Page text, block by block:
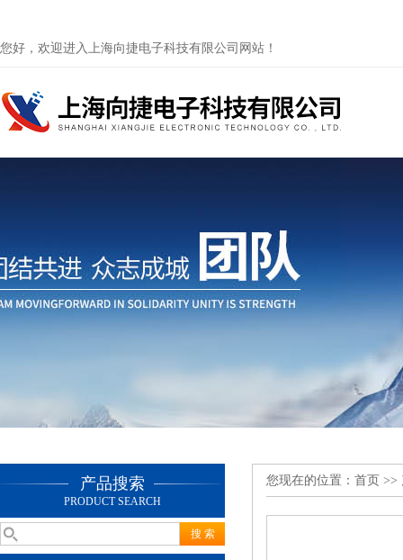
您好，欢迎进入上海向捷电子科技有限公司网站！
产品搜索
PRODUCT SEARCH
您现在的位置： 首页 >>